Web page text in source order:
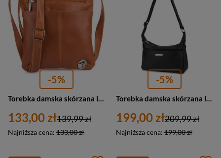
-5%
Torebka damska skórzana listonoszka miejska Beltimore A33 mała camel brąz
133,00 zł
Najniższa cena: 133,00 zł
139,99 zł
-5%
Torebka damska skórzana listonoszka miejska elegancka Beltimore L40 mała czarna
199,00 zł
Najniższa cena: 199,00 zł
209,99 zł